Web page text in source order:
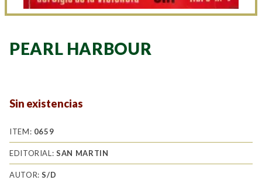
PEARL HARBOUR
Sin existencias
ITEM: 0659
EDITORIAL:SAN MARTIN
AUTOR:S/D